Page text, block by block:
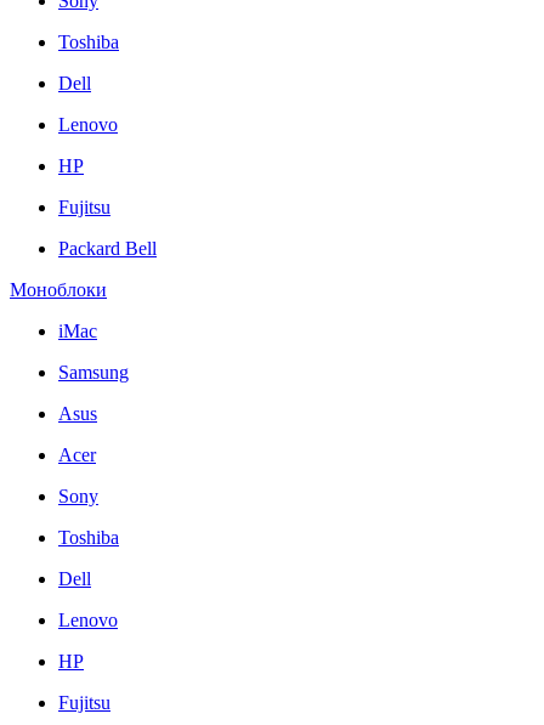
Toshiba
Dell
Lenovo
HP
Fujitsu
Packard Bell
Моноблоки
iMac
Samsung
Asus
Acer
Sony
Toshiba
Dell
Lenovo
HP
Fujitsu